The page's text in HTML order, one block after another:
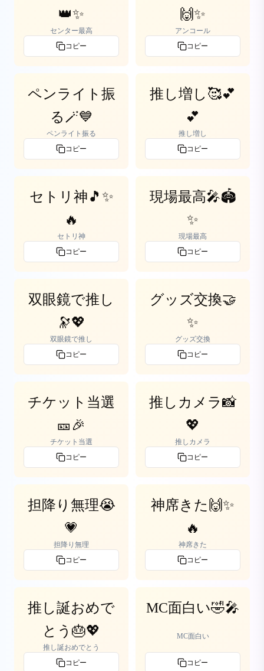
👑✨
センター最高
コピー
🙌✨
アンコール
コピー
ペンライト振
る🪄💙
ペンライト振る
コピー
推し増し🥰💕
💕
推し増し
コピー
セトリ神🎵✨
🔥
セトリ神
コピー
現場最高🎤🏟️
✨
現場最高
コピー
双眼鏡で推し
🔭💖
双眼鏡で推し
コピー
グッズ交換🤝
✨
グッズ交換
コピー
チケット当選
🎫🎉
チケット当選
コピー
推しカメラ📸
💖
推しカメラ
コピー
担降り無理😭
💗
担降り無理
コピー
神席きた🙌✨
🔥
神席きた
コピー
推し誕おめで
とう🎂💖
推し誕おめでとう
コピー
MC面白い🤣🎤
MC面白い
コピー